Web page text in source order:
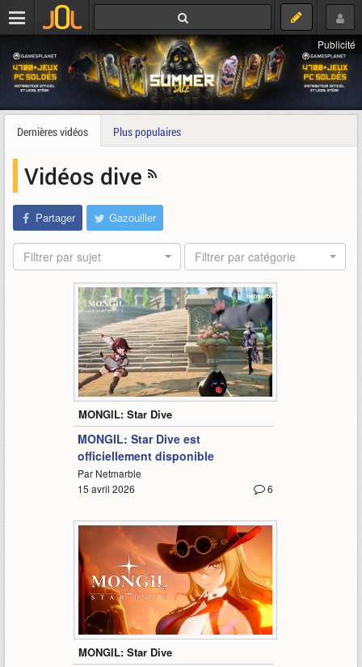
Publicité
Dernières vidéos Plus populaires
Vidéos dive
Partager Gazouiller
Filtrer par sujet Filtrer par catégorie
0:46
MONGIL: Star Dive
MONGIL: Star Dive est
officiellement disponible
Par Netmarble
6
15 avril 2026
-
MONGIL: Star Dive